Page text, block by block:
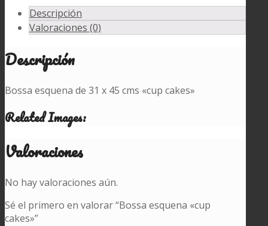
cakes"
cantidad
Descripción
Valoraciones (0)
Descripción
Bossa esquena de 31 x 45 cms «cup cakes»
Related Images:
Valoraciones
No hay valoraciones aún.
Sé el primero en valorar “Bossa esquena «cup
cakes»”